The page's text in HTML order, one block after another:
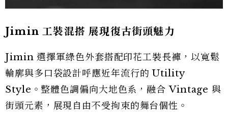
Jimin 工裝混搭 展現復古街頭魅力
Jimin 選擇軍綠色外套搭配印花工裝長褲，以寬鬆
輪廓與多口袋設計呼應近年流行的 Utility
Style。整體色調偏向大地色系，融合 Vintage 與
街頭元素，展現自由不受拘束的舞台個性。